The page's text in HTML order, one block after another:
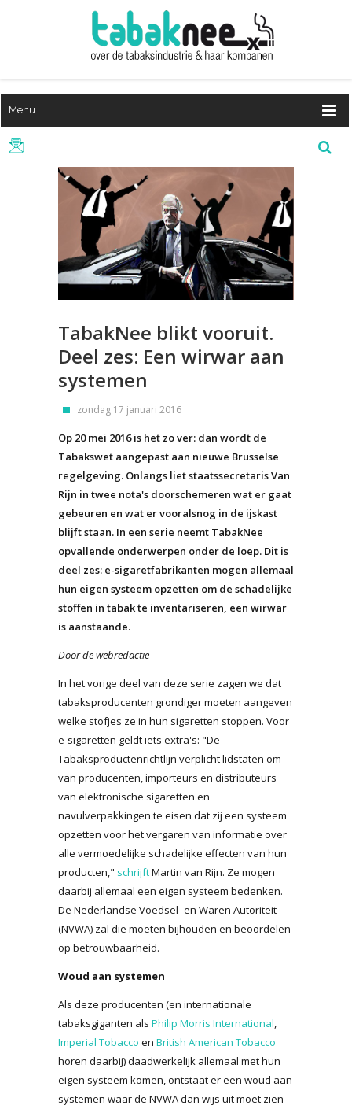
Menu
TabakNee blikt vooruit.
Deel zes: Een wirwar aan
systemen
zondag 17 januari 2016
Op 20 mei 2016 is het zo ver: dan wordt de
Tabakswet aangepast aan nieuwe Brusselse
regelgeving. Onlangs liet staatssecretaris Van
Rijn in twee nota's doorschemeren wat er gaat
gebeuren en wat er vooralsnog in de ijskast
blijft staan. In een serie neemt TabakNee
opvallende onderwerpen onder de loep. Dit is
deel zes: e-sigaretfabrikanten mogen allemaal
hun eigen systeem opzetten om de schadelijke
stoffen in tabak te inventariseren, een wirwar
is aanstaande.
Door de webredactie
In het vorige deel van deze serie zagen we dat
tabaksproducenten grondiger moeten aangeven
welke stofjes ze in hun sigaretten stoppen. Voor
e-sigaretten geldt iets extra's: "De
Tabaksproductenrichtlijn verplicht lidstaten om
van producenten, importeurs en distributeurs
van elektronische sigaretten en
navulverpakkingen te eisen dat zij een systeem
opzetten voor het vergaren van informatie over
alle vermoedelijke schadelijke effecten van hun
producten," schrijftMartin van Rijn. Ze mogen
daarbij allemaal een eigen systeem bedenken.
De Nederlandse Voedsel- en Waren Autoriteit
(NVWA) zal die moeten bijhouden en beoordelen
op betrouwbaarheid.
Woud aan systemen
Als deze producenten (en internationale
tabaksgiganten als Philip Morris International,
Imperial Tobacco en British American Tobacco
horen daarbij) daadwerkelijk allemaal met hun
eigen systeem komen, ontstaat er een woud aan
systemen waar de NVWA dan wijs uit moet zien